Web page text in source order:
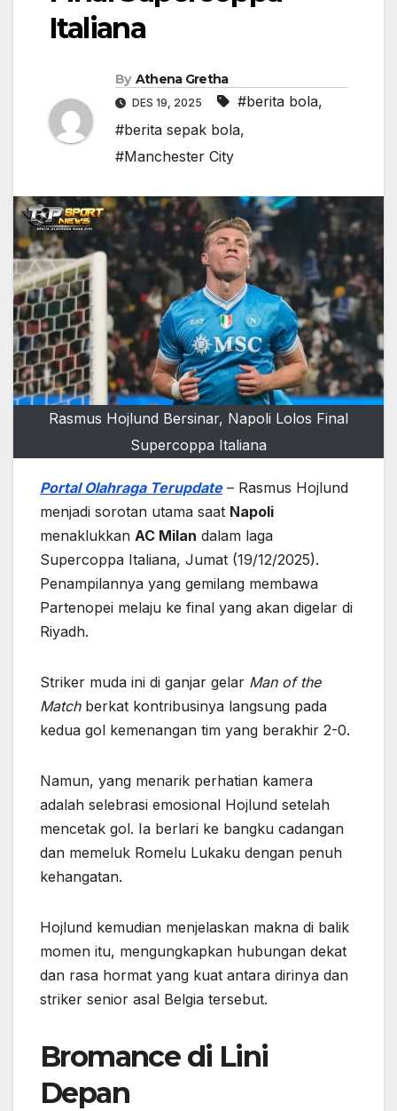
Italiana
By Athena Gretha
DES 19, 2025 #berita bola,
#berita sepak bola,
#Manchester City
Rasmus Hojlund Bersinar, Napoli Lolos Final
Supercoppa Italiana
Portal Olahraga Terupdate– Rasmus Hojlund
menjadi sorotan utama saat Napoli
menaklukkan AC Milan dalam laga
Supercoppa Italiana, Jumat (19/12/2025).
Penampilannya yang gemilang membawa
Partenopei melaju ke final yang akan digelar di
Riyadh.
Striker muda ini di ganjar gelar Man of the
Matchberkat kontribusinya langsung pada
kedua gol kemenangan tim yang berakhir 2-0.
Namun, yang menarik perhatian kamera
adalah selebrasi emosional Hojlund setelah
mencetak gol. Ia berlari ke bangku cadangan
dan memeluk Romelu Lukaku dengan penuh
kehangatan.
Hojlund kemudian menjelaskan makna di balik
momen itu, mengungkapkan hubungan dekat
dan rasa hormat yang kuat antara dirinya dan
striker senior asal Belgia tersebut.
Bromance di Lini
Depan